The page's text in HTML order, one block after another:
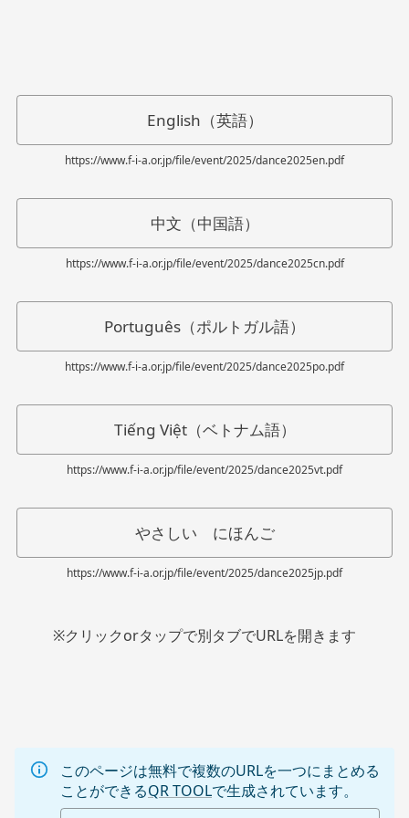
English（英語）
https://www.f-i-a.or.jp/file/event/2025/dance2025en.pdf
中文（中国語）
https://www.f-i-a.or.jp/file/event/2025/dance2025cn.pdf
Português（ポルトガル語）
https://www.f-i-a.or.jp/file/event/2025/dance2025po.pdf
Tiếng Việt（ベトナム語）
https://www.f-i-a.or.jp/file/event/2025/dance2025vt.pdf
やさしい にほんご
https://www.f-i-a.or.jp/file/event/2025/dance2025jp.pdf
※クリックorタップで別タブでURLを開きます
このページは無料で複数のURLを一つにまとめる
ことができるQR TOOLで生成されています。